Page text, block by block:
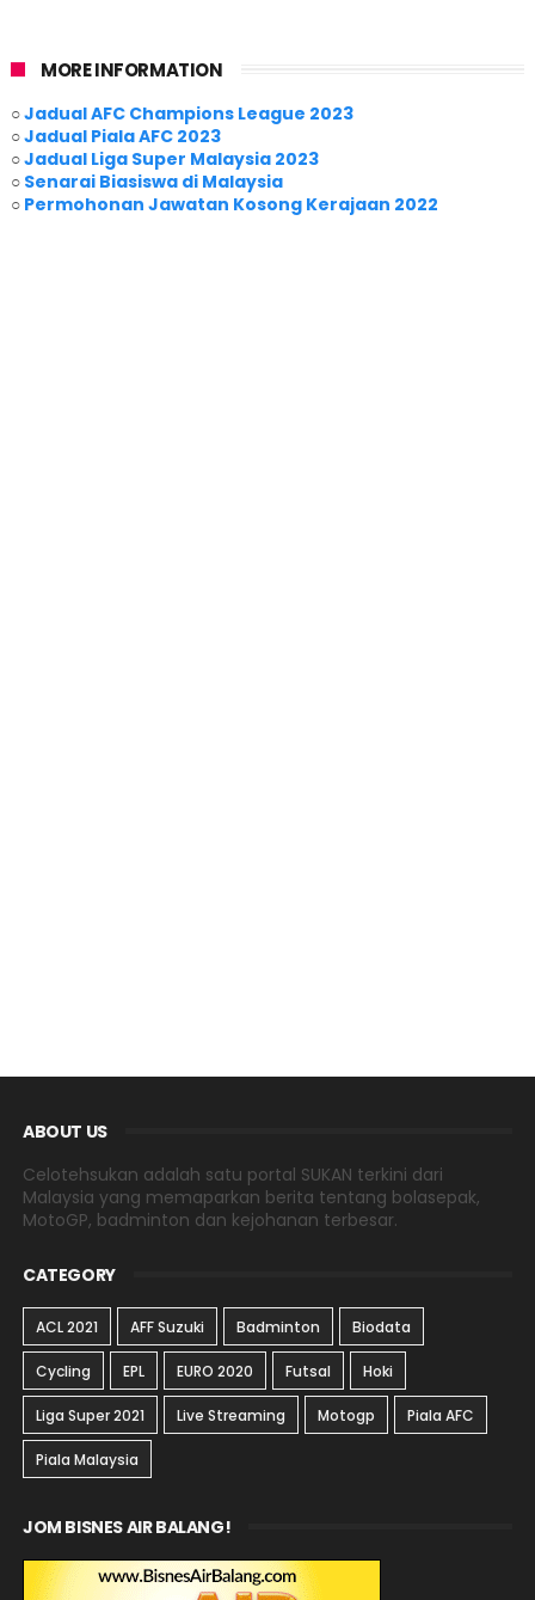
MORE INFORMATION
○Jadual AFC Champions League 2023
○Jadual Piala AFC 2023
○Jadual Liga Super Malaysia 2023
○ Senarai Biasiswa di Malaysia
○ Permohonan Jawatan Kosong Kerajaan 2022
ABOUT US
Celotehsukan adalah satu portal SUKAN terkini dari
Malaysia yang memaparkan berita tentang bolasepak,
MotoGP, badminton dan kejohanan terbesar.
CATEGORY
ACL 2021 AFF Suzuki Badminton Biodata
Cycling EPL EURO 2020 Futsal Hoki
Liga Super 2021 Live Streaming Motogp Piala AFC
Piala Malaysia
JOM BISNES AIR BALANG!